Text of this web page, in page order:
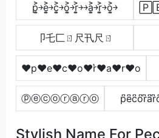
p͎͍͐￫e͎͍͐￫c͎͍͐￫o͎͍͐￫r͎͍͐￫￫a͎͍͐￫r͎͍͐￫o͎͍͐￫
卩乇匚ㄖ尺卂尺ㄖ
♥p♥e♥c♥o♥r͛♥a♥r♥o
ⓟⓔⓒⓞⓡⓐⓡⓞ
Stylish Name For